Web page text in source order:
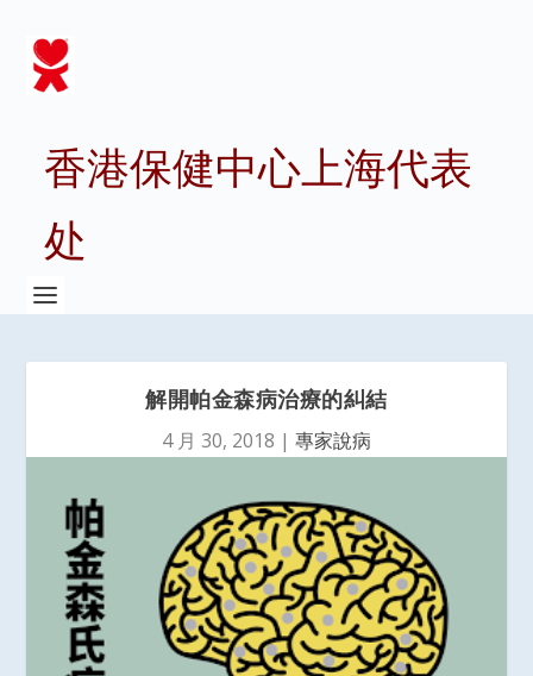
香港保健中心上海代表
处
解開帕金森病治療的糾結
4 月 30, 2018 | 專家說病